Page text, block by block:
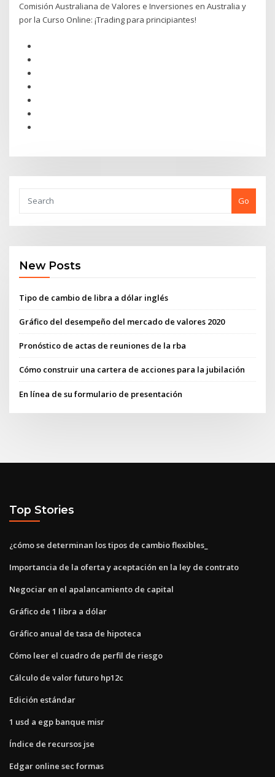
Comisión Australiana de Valores e Inversiones en Australia y
por la Curso Online: ¡Trading para principiantes!
Go
New Posts
Tipo de cambio de libra a dólar inglés
Gráfico del desempeño del mercado de valores 2020
Pronóstico de actas de reuniones de la rba
Cómo construir una cartera de acciones para la jubilación
En línea de su formulario de presentación
Top Stories
¿cómo se determinan los tipos de cambio flexibles_
Importancia de la oferta y aceptación en la ley de contrato
Negociar en el apalancamiento de capital
Gráfico de 1 libra a dólar
Gráfico anual de tasa de hipoteca
Cómo leer el cuadro de perfil de riesgo
Cálculo de valor futuro hp12c
Edición estándar
1 usd a egp banque misr
Índice de recursos jse
Edgar online sec formas